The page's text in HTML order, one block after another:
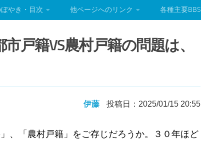
やき・目次 他ページへのリンク 各種主要BBS
戸籍VS農村戸籍の問題は、
伊藤 投稿日：2025/01/15 20:55
、「農村戸籍」をご存じだろうか。３０年ほど